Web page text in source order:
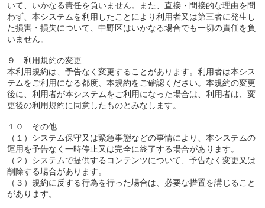
いて、いかなる責任を負いません。また、直接・間接的な理由を問
わず、本システムを利用したことにより利用者又は第三者に発生し
た損害・損失について、中野区はいかなる場合でも一切の責任を負
いません。
９ 利用規約の変更
本利用規約は、予告なく変更することがあります。利用者は本シス
テムをご利用になる都度、本規約をご確認ください。本規約の変更
後に、利用者が本システムをご利用になった場合は、利用者は、変
更後の利用規約に同意したものとみなします。
１０ その他
（１）システム保守又は緊急事態などの事情により、本システムの
運用を予告なく一時停止又は完全に終了する場合があります。
（２）システムで提供するコンテンツについて、予告なく変更又は
削除する場合があります。
（３）規約に反する行為を行った場合は、必要な措置を講じること
があります。